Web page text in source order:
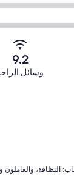
9.2
وسائل